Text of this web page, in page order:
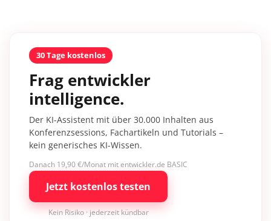
30 Tage kostenlos
Frag entwickler
intelligence.
Der KI-Assistent mit über 30.000 Inhalten aus
Konferenzsessions, Fachartikeln und Tutorials –
kein generisches KI-Wissen.
Danach 19,90 €/Monat mit entwickler.de BASIC
Jetzt kostenlos testen
Kein Risiko · jederzeit kündbar